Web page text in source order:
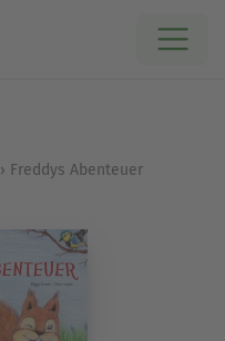
Freddys Abenteuer